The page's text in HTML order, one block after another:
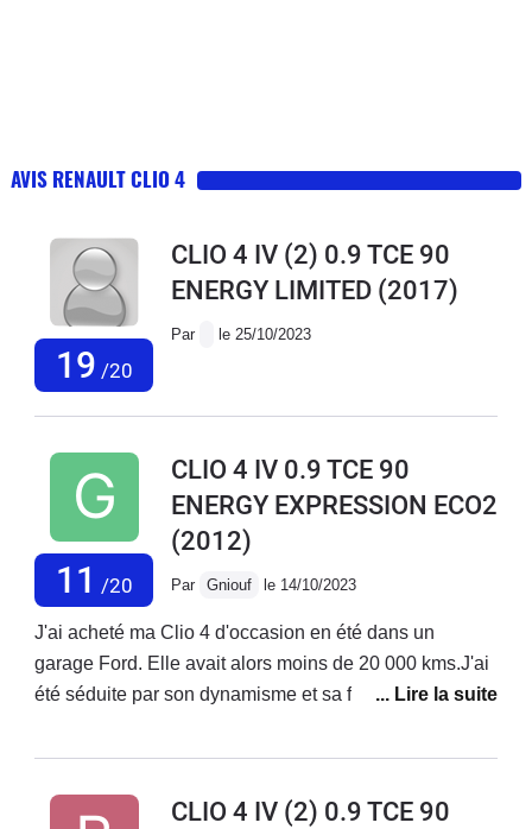
AVIS RENAULT CLIO 4
19 /20
CLIO 4 IV (2) 0.9 TCE 90
ENERGY LIMITED (2017)
Par le 25/10/2023
11 /20
CLIO 4 IV 0.9 TCE 90
ENERGY EXPRESSION ECO2
(2012)
Par Gniouf le 14/10/2023
J'ai acheté ma Clio 4 d'occasion en été dans un
garage Ford. Elle avait alors moins de 20 000 kms.J'ai
été séduite par son dynamisme et sa faible
Les triangles se sont mis à grincer très fort sur chaque
bien installé.D'après Renault, c'est un défaut de
CLIO 4 IV (2) 0.9 TCE 90